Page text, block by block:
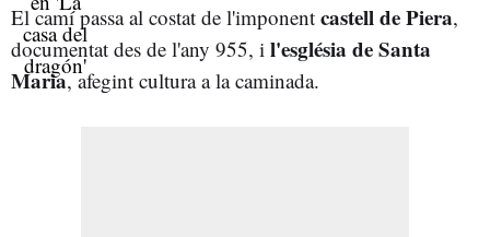
El camí passa al costat de l'imponent castell de Piera,
documentat des de l'any 955, i l'església de Santa
Maria, afegint cultura a la caminada.